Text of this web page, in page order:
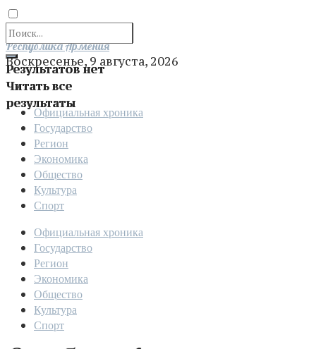
Результатов нет
Читать все
результаты
Отправить
Республика Армения
Воскресенье, 9 августа, 2026
Официальная хроника
Государство
Регион
Экономика
Общество
Культура
Спорт
Официальная хроника
Государство
Регион
Экономика
Общество
Культура
Спорт